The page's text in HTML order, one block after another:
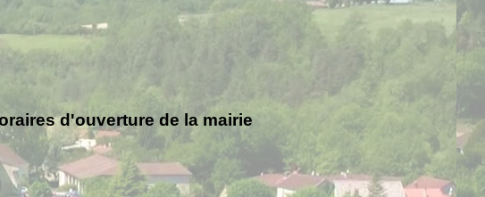
d'ouverture de la mairie